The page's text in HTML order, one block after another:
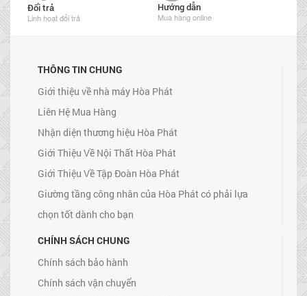
Đổi trả
Linh hoạt đổi trả
Hướng dẫn
Mua hàng online
THÔNG TIN CHUNG
Giới thiệu về nhà máy Hòa Phát
Liên Hệ Mua Hàng
Nhận diện thương hiệu Hòa Phát
Giới Thiệu Về Nội Thất Hòa Phát
Giới Thiệu Về Tập Đoàn Hòa Phát
Giường tầng công nhân của Hòa Phát có phải lựa
chọn tốt dành cho bạn
CHÍNH SÁCH CHUNG
Chính sách bảo hành
Chính sách vận chuyển